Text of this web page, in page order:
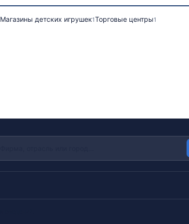
Магазины детских игрушек1Торговые центры1